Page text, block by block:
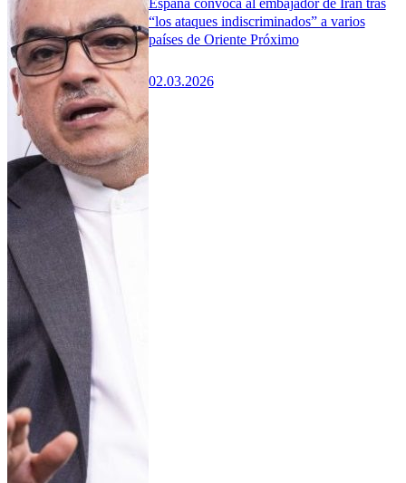
España convoca al embajador de Irán tras
“los ataques indiscriminados” a varios
países de Oriente Próximo
02.03.2026